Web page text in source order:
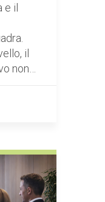
il
il
non…